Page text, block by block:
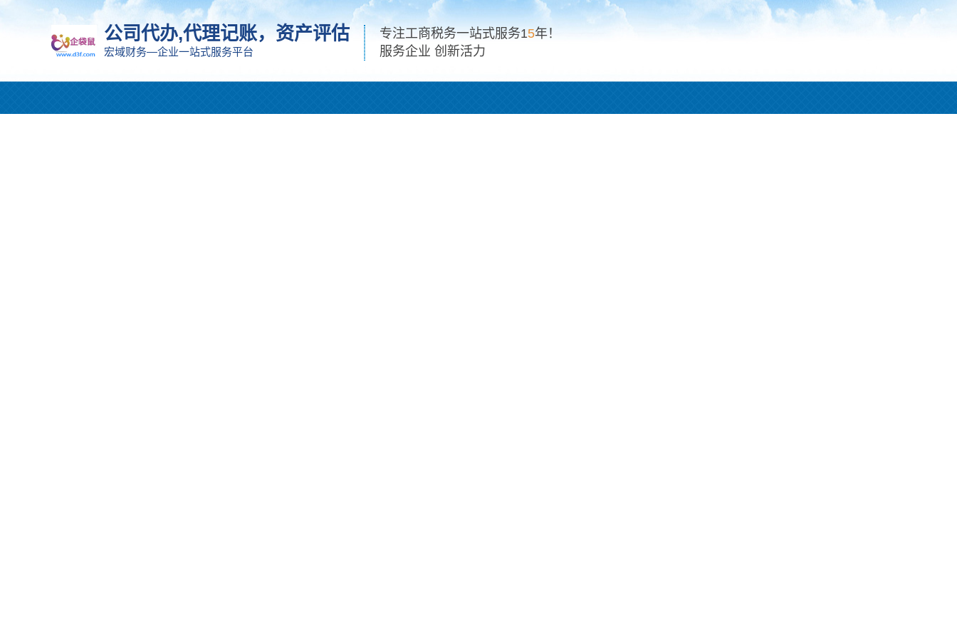
公司代办,代理记账，资产评估
宏域财务—企业一站式服务平台
专注工商税务一站式服务15年！
服务企业 创新活力